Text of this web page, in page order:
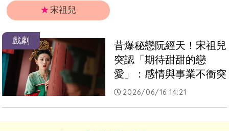
★宋祖兒
戲劇
昔爆秘戀阮經天！宋祖兒
突認「期待甜甜的戀
愛」：感情與事業不衝突
2026/06/16 14:21